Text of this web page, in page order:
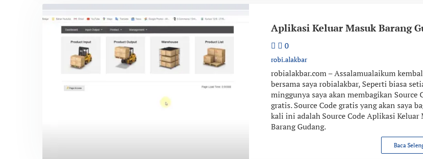
Aplikasi Keluar Masuk Barang
0
robi.alakbar
robialakbar.com – Assalamualaikum
bersama saya robialakbar, Seperti biasa
minggunya saya akan membagikan Source
gratis. Source Code gratis yang akan saya
kali ini adalah Source Code Aplikasi Keluar
Barang Gudang.
Baca